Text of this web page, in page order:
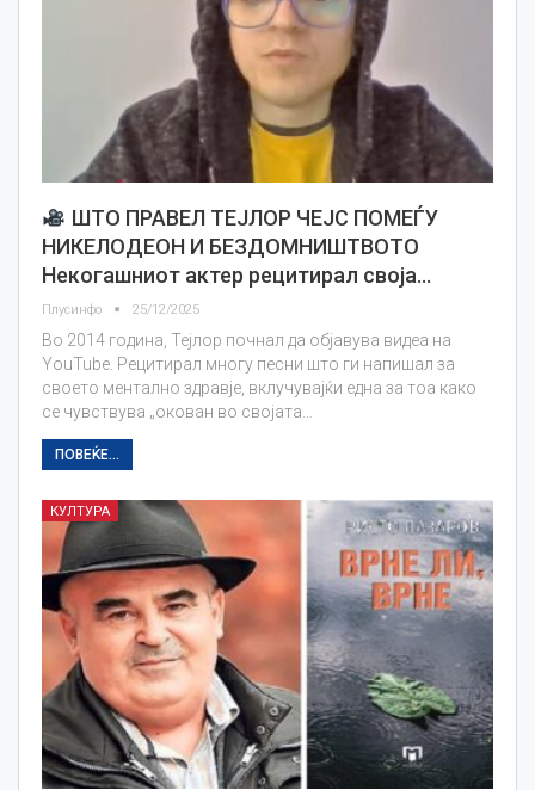
ШТО ПРАВЕЛ ТЕЈЛОР ЧЕЈС ПОМЕЃУ
НИКЕЛОДЕОН И БЕЗДОМНИШТВОТО
Некогашниот актер рецитирал своја…
Плусинфо 25/12/2025
Во 2014 година, Тејлор почнал да објавува видеа на
YouTube. Рецитирал многу песни што ги напишал за
своето ментално здравје, вклучувајќи една за тоа како
се чувствува „окован во својата…
ПОВЕЌЕ...
КУЛТУРА